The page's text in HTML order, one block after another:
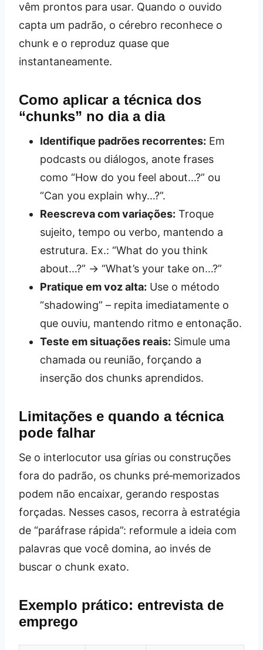
vêm prontos para usar. Quando o ouvido
capta um padrão, o cérebro reconhece o
chunk e o reproduz quase que
instantaneamente.
Como aplicar a técnica dos
“chunks” no dia a dia
Identifique padrões recorrentes: Em
podcasts ou diálogos, anote frases
como “How do you feel about…?” ou
“Can you explain why…?”.
Reescreva com variações: Troque
sujeito, tempo ou verbo, mantendo a
estrutura. Ex.: “What do you think
about…?” → “What’s your take on…?”
Pratique em voz alta: Use o método
“shadowing” – repita imediatamente o
que ouviu, mantendo ritmo e entonação.
Teste em situações reais: Simule uma
chamada ou reunião, forçando a
inserção dos chunks aprendidos.
Limitações e quando a técnica
pode falhar
Se o interlocutor usa gírias ou construções
fora do padrão, os chunks pré‑memorizados
podem não encaixar, gerando respostas
forçadas. Nesses casos, recorra à estratégia
de “paráfrase rápida”: reformule a ideia com
palavras que você domina, ao invés de
buscar o chunk exato.
Exemplo prático: entrevista de
emprego